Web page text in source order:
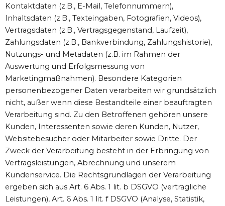
Kontaktdaten (z.B., E-Mail, Telefonnummern),
Inhaltsdaten (z.B., Texteingaben, Fotografien, Videos),
Vertragsdaten (z.B., Vertragsgegenstand, Laufzeit),
Zahlungsdaten (z.B., Bankverbindung, Zahlungshistorie),
Nutzungs- und Metadaten (z.B. im Rahmen der
Auswertung und Erfolgsmessung von
Marketingmaßnahmen). Besondere Kategorien
personenbezogener Daten verarbeiten wir grundsätzlich
nicht, außer wenn diese Bestandteile einer beauftragten
Verarbeitung sind. Zu den Betroffenen gehören unsere
Kunden, Interessenten sowie deren Kunden, Nutzer,
Websitebesucher oder Mitarbeiter sowie Dritte. Der
Zweck der Verarbeitung besteht in der Erbringung von
Vertragsleistungen, Abrechnung und unserem
Kundenservice. Die Rechtsgrundlagen der Verarbeitung
ergeben sich aus Art. 6 Abs. 1 lit. b DSGVO (vertragliche
Leistungen), Art. 6 Abs. 1 lit. f DSGVO (Analyse, Statistik,